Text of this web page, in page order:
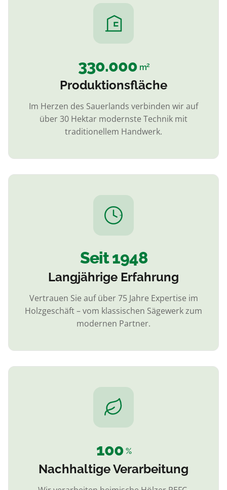
330.000 m2
Produktionsfläche
Im Herzen des Sauerlands verbinden wir auf
über 30 Hektar modernste Technik mit
traditionellem Handwerk.
Seit1948
Langjährige Erfahrung
Vertrauen Sie auf über 75 Jahre Expertise im
Holzgeschäft – vom klassischen Sägewerk zum
modernen Partner.
100 %
Nachhaltige Verarbeitung